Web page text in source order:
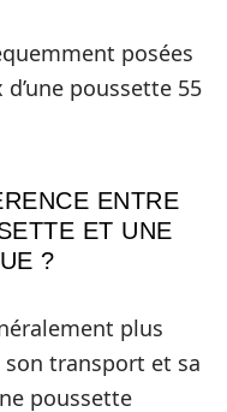
posées
poussette 55
ENTRE
ET UNE
?
plus
transport et sa
poussette